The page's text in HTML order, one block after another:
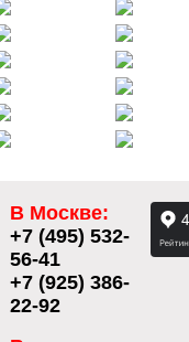
В Москве:
+7 (495) 532-
56-41
+7 (925) 386-
22-92